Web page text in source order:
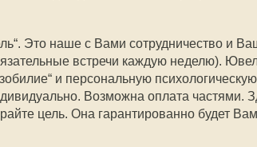
Это наше с Вами сотрудничество и
встречи каждую неделю).
и персональную психологическую
Возможна оплата частями.
цель. Она гарантированно будет